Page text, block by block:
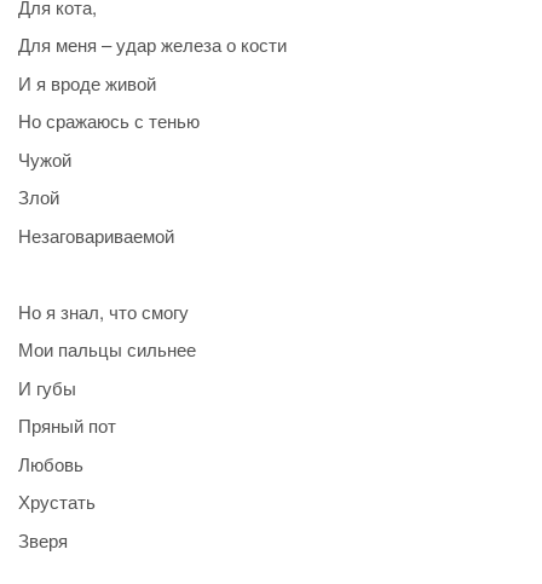
Для кота,
Для меня – удар железа о кости
И я вроде живой
Но сражаюсь с тенью
Чужой
Злой
Незаговариваемой
Но я знал, что смогу
Мои пальцы сильнее
И губы
Пряный пот
Любовь
Хрустать
Зверя